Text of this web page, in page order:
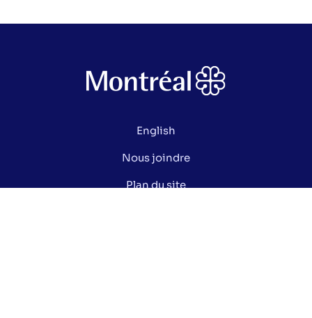
English
Nous joindre
Plan du site